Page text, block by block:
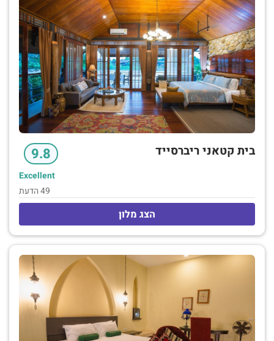
בית קטאני ריברסייד 9.8
Excellent
49 הדעת
הצג מלון